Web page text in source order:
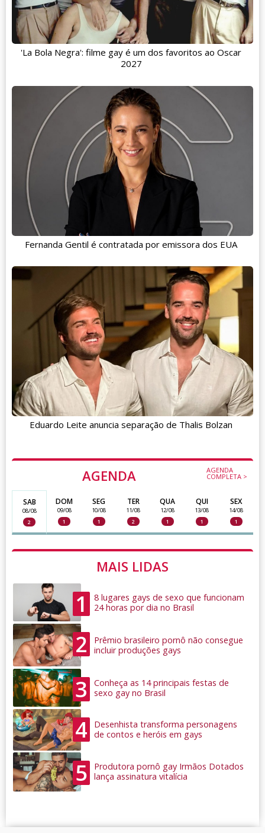
AGENDA AGENDA
COMPLETA >
SAB
08/08
2
DOM
09/08
1
SEG
10/08
1
TER
11/08
2
QUA
12/08
1
QUI
13/08
1
SEX
14/08
1
MAIS LIDAS
1
8 lugares gays de sexo que funcionam
24 horas por dia no Brasil
2
Prêmio brasileiro pornô não consegue
incluir produções gays
3
Conheça as 14 principais festas de
sexo gay no Brasil
4
Desenhista transforma personagens
de contos e heróis em gays
5
Produtora pornô gay Irmãos Dotados
lança assinatura vitalícia
'La Bola Negra': filme gay é um dos favoritos ao Oscar
2027
Fernanda Gentil é contratada por emissora dos EUA
Eduardo Leite anuncia separação de Thalis Bolzan